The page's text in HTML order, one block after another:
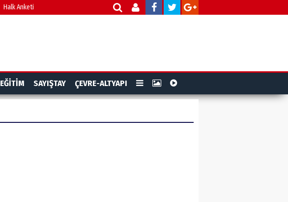
Halk Anketi
EĞİTİM SAYIŞTAY ÇEVRE-ALTYAPI